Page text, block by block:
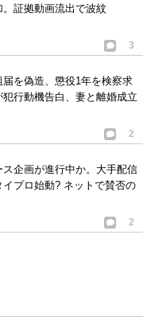
証拠動画流出で波紋
3
を偽造、懲役1年を検察求
行動機告白、妻と離婚成立
2
企画が進行中か。大手配信
プロ始動? ネットで賛否の
2